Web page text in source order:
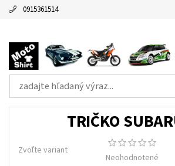
0915361514
TRIČKO
Zvoľte variant
Neohodnotené